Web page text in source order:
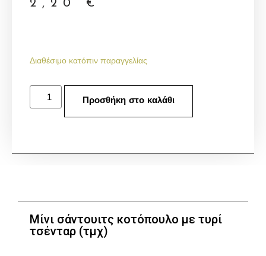
2,20 €
Διαθέσιμο κατόπιν παραγγελίας
Προσθήκη στο καλάθι
Μίνι σάντουιτς κοτόπουλο με τυρί
τσένταρ (τμχ)